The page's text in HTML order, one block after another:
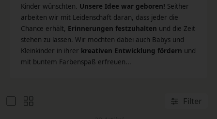
Kinder wünschten. Unsere Idee war geboren! Seither
arbeiten wir mit Leidenschaft daran, dass jeder die
Chance erhält, Erinnerungen festzuhalten und die Zeit
stehen zu lassen. Wir möchten dabei auch Babys und
Kleinkinder in ihrer kreativen Entwicklung fördern und
mit buntem Farbenspaß erfreuen...
Filter